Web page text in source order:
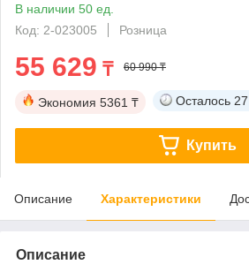
В наличии 50 ед.
Код: 2-023005
Розница
55 629 ₸ 60 990 ₸
Экономия 5361 ₸ Осталось
Купить
Описание Характеристики
Описание